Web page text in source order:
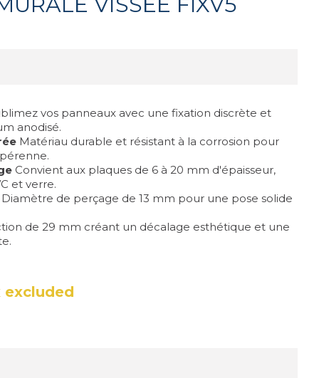
vos panneaux avec une fixation discrète et
anodisé.
Matériau durable et résistant à la corrosion pour
Convient aux plaques de 6 à 20 mm d'épaisseur,
et verre.
Diamètre de perçage de 13 mm pour une pose solide
de 29 mm créant un décalage esthétique et une
excluded